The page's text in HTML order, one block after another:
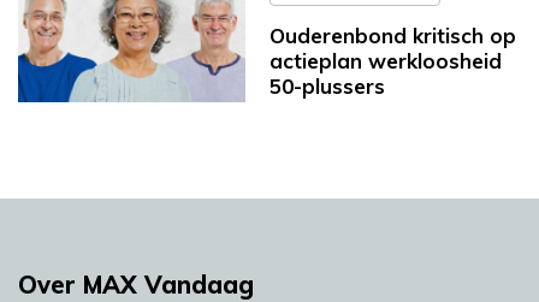
Ouderenbond kritisch op
actieplan werkloosheid
50-plussers
Over MAX Vandaag